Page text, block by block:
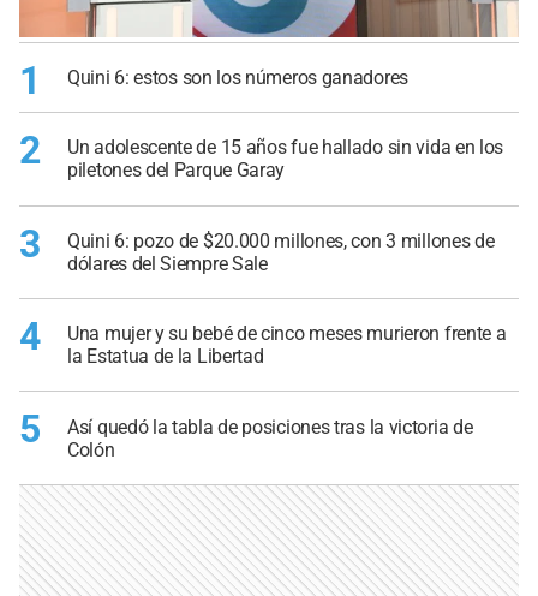
1 Quini 6: estos son los números ganadores
2
Un adolescente de 15 años fue hallado sin vida en los
piletones del Parque Garay
3
Quini 6: pozo de $20.000 millones, con 3 millones de
dólares del Siempre Sale
4
Una mujer y su bebé de cinco meses murieron frente a
la Estatua de la Libertad
5
Así quedó la tabla de posiciones tras la victoria de
Colón